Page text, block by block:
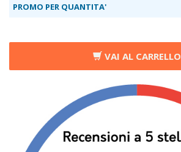
VAI AL CARRELLO
PROMO PER QUANTITA'